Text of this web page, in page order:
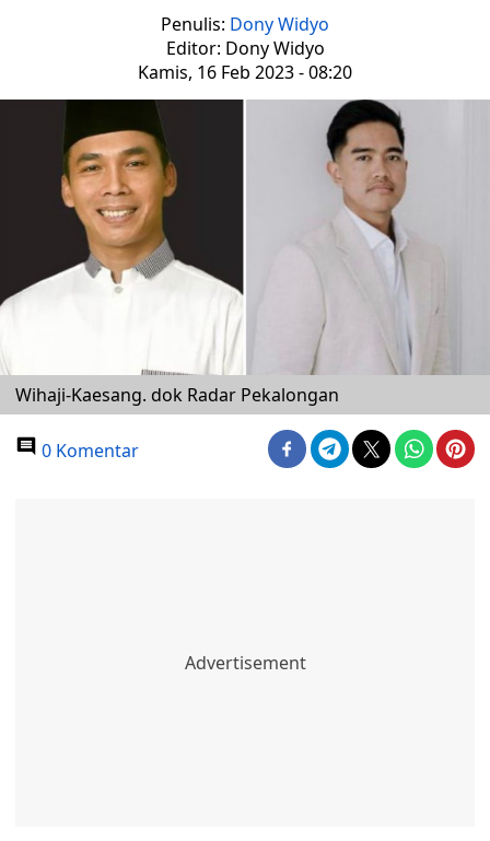
Penulis: Dony Widyo
Editor: Dony Widyo
Kamis, 16 Feb 2023 - 08:20
Wihaji-Kaesang. dok Radar Pekalongan
0 Komentar